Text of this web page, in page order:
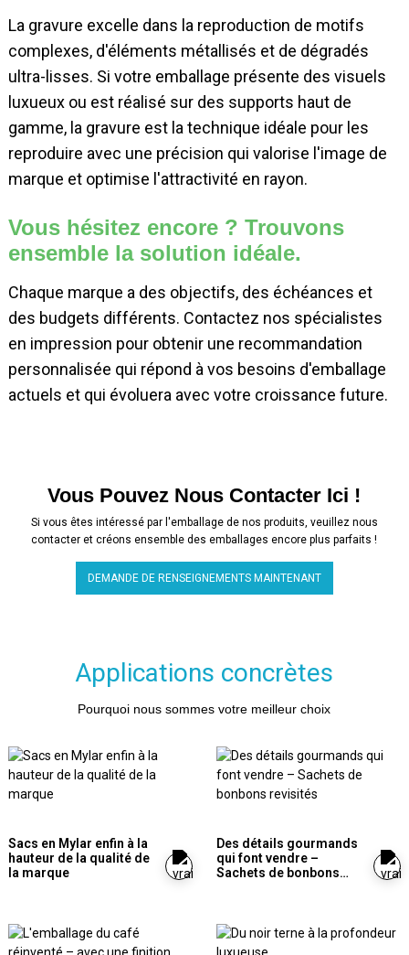
La gravure excelle dans la reproduction de motifs
complexes, d'éléments métallisés et de dégradés
ultra-lisses. Si votre emballage présente des visuels
luxueux ou est réalisé sur des supports haut de
gamme, la gravure est la technique idéale pour les
reproduire avec une précision qui valorise l'image de
marque et optimise l'attractivité en rayon.
Vous hésitez encore ? Trouvons
ensemble la solution idéale.
Chaque marque a des objectifs, des échéances et
des budgets différents. Contactez nos spécialistes
en impression pour obtenir une recommandation
personnalisée qui répond à vos besoins d'emballage
actuels et qui évoluera avec votre croissance future.
Vous Pouvez Nous Contacter Ici !
Si vous êtes intéressé par l'emballage de nos produits, veuillez nous
contacter et créons ensemble des emballages encore plus parfaits !
DEMANDE DE RENSEIGNEMENTS MAINTENANT
Applications concrètes
Pourquoi nous sommes votre meilleur choix
Sacs en Mylar enfin à la
hauteur de la qualité de
la marque
Des détails gourmands
qui font vendre –
Sachets de bonbons